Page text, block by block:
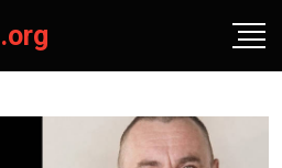
.org